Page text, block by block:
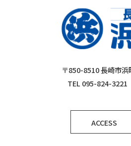
〒850-8510 長崎市浜
TEL 095-824-3221
ACCESS